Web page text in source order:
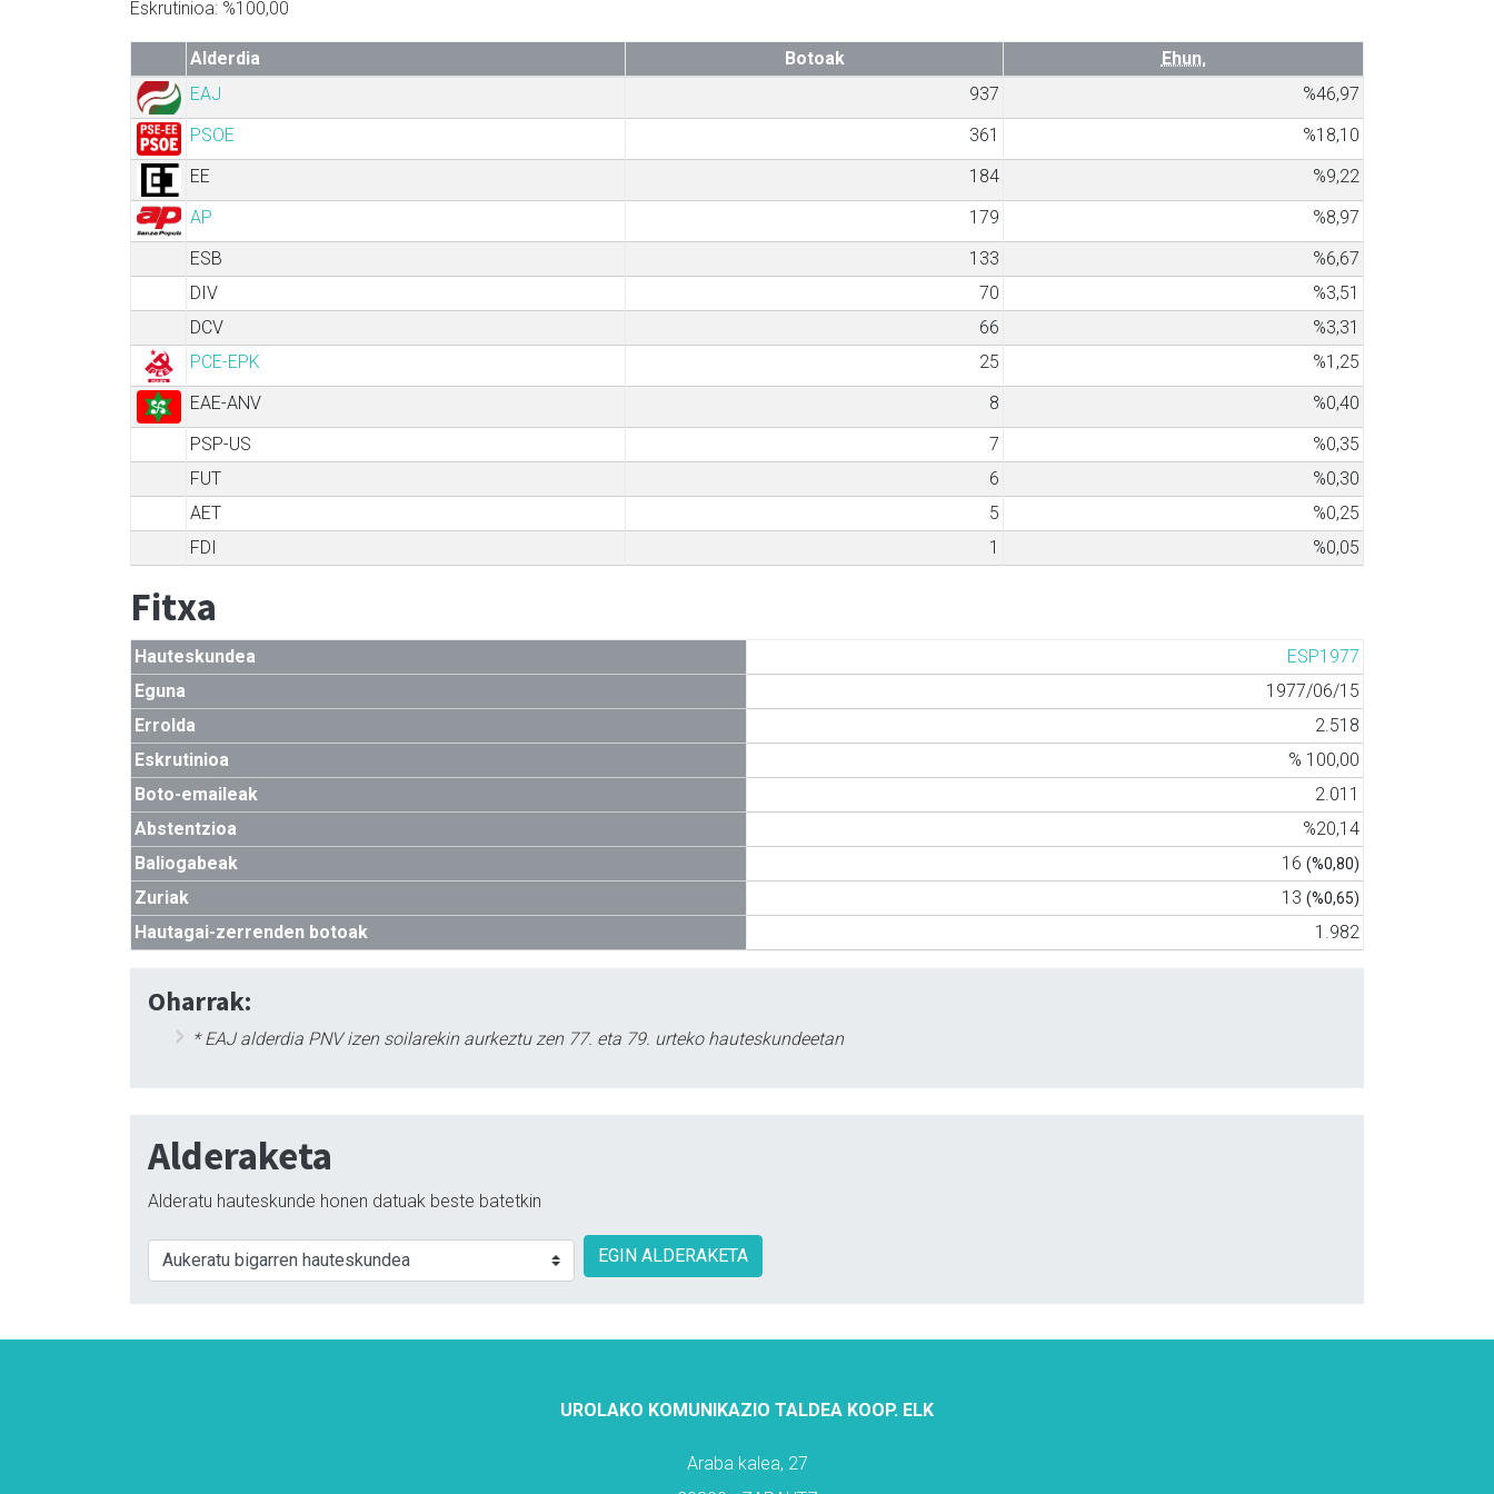
Eskrutinioa: %100,00
Alderdia Botoak
Ehun.
EAJ
937
%46,97
PSOE
361
%18,10
EE
184
%9,22
AP
179
%8,97
ESB
133
%6,67
DIV
70
%3,51
DCV
66
%3,31
PCE-EPK
25
%1,25
EAE-ANV
8
%0,40
PSP-US
7
%0,35
FUT
6
%0,30
AET
5
%0,25
FDI
1 %0,05
Fitxa
Hauteskundea
ESP1977
Eguna
1977/06/15
Errolda
2.518
Eskrutinioa
% 100,00
Boto-emaileak
2.011
Abstentzioa
%20,14
Baliogabeak
16 (%0,80)
Zuriak 13 (%0,65)
Hautagai-zerrenden botoak 1.982
Oharrak:
* EAJ alderdia PNV izen soilarekin aurkeztu zen 77. eta 79. urteko hauteskundeetan
Alderaketa
Alderatu hauteskunde honen datuak beste batetkin
EGIN ALDERAKETA
UROLAKO KOMUNIKAZIO TALDEA KOOP. ELK
Araba kalea, 27